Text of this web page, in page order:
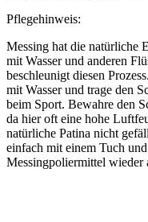
Pflegehinweis:
Messing hat die natürliche
mit Wasser und anderen
beschleunigt diesen
mit Wasser und trage den
beim Sport. Bewahre den
da hier oft eine hohe
natürliche Patina nicht
einfach mit einem Tuch
Messingpoliermittel wieder